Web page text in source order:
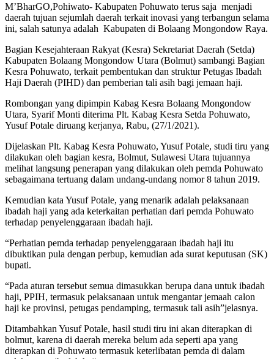
M’BharGO,Pohiwato- Kabupaten Pohuwato terus saja menjadi
daerah tujuan sejumlah daerah terkait inovasi yang terbangun selama
ini, salah satunya adalah Kabupaten di Bolaang Mongondow Raya.
Bagian Kesejahteraan Rakyat (Kesra) Sekretariat Daerah (Setda)
Kabupaten Bolaang Mongondow Utara (Bolmut) sambangi Bagian
Kesra Pohuwato, terkait pembentukan dan struktur Petugas Ibadah
Haji Daerah (PIHD) dan pemberian tali asih bagi jemaan haji.
Rombongan yang dipimpin Kabag Kesra Bolaang Mongondow
Utara, Syarif Monti diterima Plt. Kabag Kesra Setda Pohuwato,
Yusuf Potale diruang kerjanya, Rabu, (27/1/2021).
Dijelaskan Plt. Kabag Kesra Pohuwato, Yusuf Potale, studi tiru yang
dilakukan oleh bagian kesra, Bolmut, Sulawesi Utara tujuannya
melihat langsung penerapan yang dilakukan oleh pemda Pohuwato
sebagaimana tertuang dalam undang-undang nomor 8 tahun 2019.
Kemudian kata Yusuf Potale, yang menarik adalah pelaksanaan
ibadah haji yang ada keterkaitan perhatian dari pemda Pohuwato
terhadap penyelenggaraan ibadah haji.
“Perhatian pemda terhadap penyelenggaraan ibadah haji itu
dibuktikan pula dengan perbup, kemudian ada surat keputusan (SK)
bupati.
“Pada aturan tersebut semua dimasukkan berupa dana untuk ibadah
haji, PPIH, termasuk pelaksanaan untuk mengantar jemaah calon
haji ke provinsi, petugas pendamping, termasuk tali asih”jelasnya.
Ditambahkan Yusuf Potale, hasil studi tiru ini akan diterapkan di
bolmut, karena di daerah mereka belum ada seperti apa yang
diterapkan di Pohuwato termasuk keterlibatan pemda di dalam